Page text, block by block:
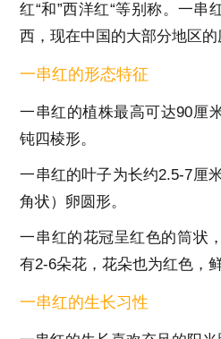
红“和”西洋红“等别称。一串
西，现在中国的大部分地区的
一串红的形态特征
一串红的植株最高可达90厘
钝四棱形。
一串红的叶子为长约2.5-7厘
角状）卵圆形。
一串红的花冠呈红色的筒状
有2-6朵花，花朵也为红色，
一串红的生长习性